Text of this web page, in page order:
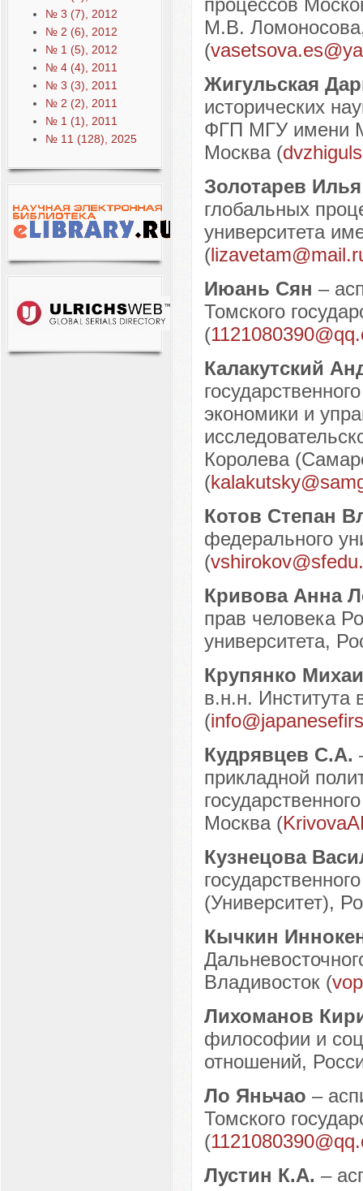
№ 3 (7), 2012
№ 2 (6), 2012
№ 1 (5), 2012
№ 4 (4), 2011
№ 3 (3), 2011
№ 2 (2), 2011
№ 1 (1), 2011
№ 11 (128), 2025
процессов
М.В.
(
Жигульская
исторических
ФГП МГУ имени
Москва (
Золотарев
глобальных
университета
(
Июань Сян –
Томского
(
Калакутский
экономики и
Королева
(
Котов Степан
федерального
(
Кривова Анна
прав человека
университета,
Крупянко
в.н.н. Института
(
Кудрявцев С.А.
прикладной
Москва (
Кузнецова
(Университет),
Кычкин
Владивосток (
Лихоманов
философии и
отношений,
Ло Яньчао –
Томского
(
Лустин К.А. –